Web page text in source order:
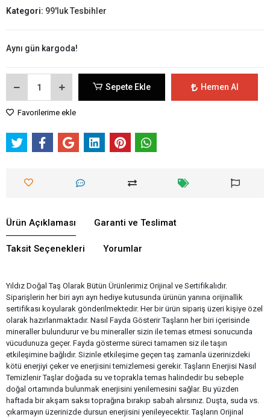
Kategori: 99'luk Tesbihler
Aynı gün kargoda!
Sepete Ekle Hemen Al
Favorilerime ekle
Ürün Açıklaması Garanti ve Teslimat
Taksit Seçenekleri Yorumlar
Yıldız Doğal Taş Olarak Bütün Ürünlerimiz Orijinal ve Sertifikalıdır.
Siparişlerin her biri ayrı ayrı hediye kutusunda ürünün yanına orijinallik
sertifikası koyularak gönderilmektedir. Her bir ürün sipariş üzeri kişiye özel
olarak hazırlanmaktadır. Nasıl Fayda Gösterir Taşların her biri içerisinde
mineraller bulundurur ve bu mineraller sizin ile temas etmesi sonucunda
vücudunuza geçer. Fayda gösterme süreci tamamen siz ile taşın
etkileşimine bağlıdır. Sizinle etkileşime geçen taş zamanla üzerinizdeki
kötü enerjiyi çeker ve enerjisini temizlemesi gerekir. Taşların Enerjisi Nasıl
Temizlenir Taşlar doğada su ve toprakla temas halindedir bu sebeple
doğal ortamında bulunmak enerjisini yenilemesini sağlar. Bu yüzden
haftada bir akşam saksı toprağına bırakıp sabah alırsınız. Duşta, suda vs.
çıkarmayın üzerinizde dursun enerjisini yenileyecektir. Taşların Orijinal